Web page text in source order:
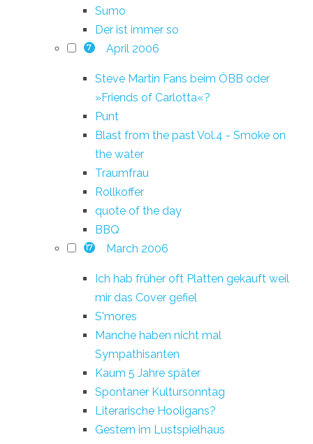
Sumo
Der ist immer so
7 April 2006
Steve Martin Fans beim ÖBB oder
»Friends of Carlotta«?
Punt
Blast from the past Vol.4 - Smoke on
the water
Traumfrau
Rollkoffer
quote of the day
BBQ
17 March 2006
Ich hab früher oft Platten gekauft weil
mir das Cover gefiel
S'mores
Manche haben nicht mal
Sympathisanten
Kaum 5 Jahre später
Spontaner Kultursonntag
Literarische Hooligans?
Gestern im Lustspielhaus